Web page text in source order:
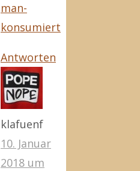
man-
konsumiert
Antworten
klafuenf
10. Januar
2018 um